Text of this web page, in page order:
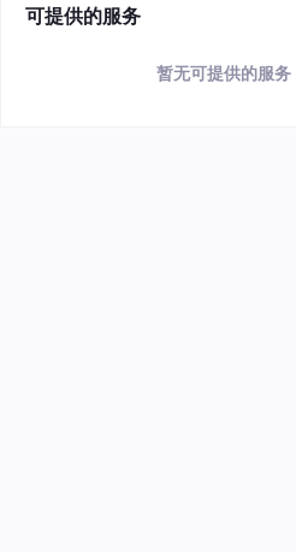
可提供的服务
暂无可提供的服务